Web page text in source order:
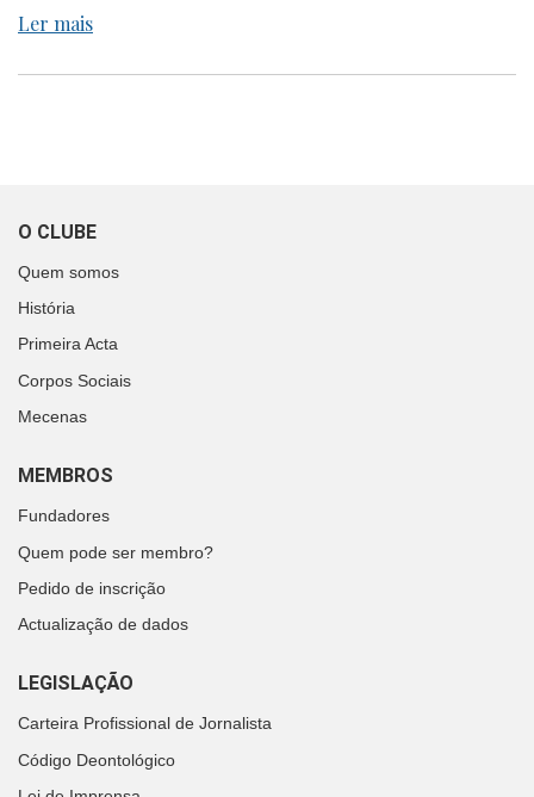
Ler mais
O CLUBE
Quem somos
História
Primeira Acta
Corpos Sociais
Mecenas
MEMBROS
Fundadores
Quem pode ser membro?
Pedido de inscrição
Actualização de dados
LEGISLAÇÃO
Carteira Profissional de Jornalista
Código Deontológico